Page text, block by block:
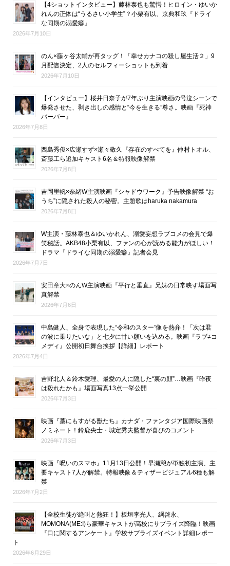
【4ショットインタビュー】藤林泰也も驚愕！ヒロイン・ゆいか
れんの正体は“うるさい小学生”？小栗有以、京典和玖『ドライ
な同期の溺愛癖』
2026年7月10日
のん×藤ヶ谷太輔が再タッグ！「幸せカナコの殺し屋生活２」9
月配信決定、2人のセルフィーショットも到着
2026年7月10日
【インタビュー】桜井日奈子が7年ぶり主演映画の号泣シーンで
爆発させた、剥き出しの感情と“今を生きる”尊さ。映画『死神
バーバー』
2026年7月8日
西島秀俊×広瀬すず×瀬々敬久『存在のすべてを』仲村トオル、
斎藤工ら追加キャスト6名＆特報映像解禁
2026年7月8日
吉岡里帆×奈緒W主演映画『シャドウワーク』予告映像解禁 “お
うち”に隠された殺人の秘密。主題歌はharuka nakamura
2026年7月8日
W主演・藤林泰也＆ゆいかれん、溺愛妄想ラブコメの会見で爆
笑秘話。AKB48小栗有以、ファンの心が読める能力がほしい！
ドラマ『ドライな同期の溺愛癖』記者会見
2026年7月7日
安田章大×のんW主演映画『平行と垂直』兄妹の日常映す場面写
真解禁
2026年7月6日
中島健人、全身で表現した“令和のスター”像を熱弁！「次は君
の波に乗りたいな」と七夕に甘い願いを込める。映画『ラブ≠コ
メディ』公開初日舞台挨拶【詳細】レポート
2026年7月4日
吉野北人＆鈴木愛理、最愛の人に隠した“裏の顔”…映画『昨夜
は殺れたかも』場面写真13点一挙公開
2026年7月3日
映画『藁にもすがる獣たち』カナダ・ファンタジア国際映画祭
ノミネート！鈴鹿央士・城定秀夫監督が喜びのコメント
2026年7月3日
映画『呪いのスマホ』11月13日公開！早瀬憩が単独初主演、主
要キャスト7人が解禁。特報映像＆ティザービジュアル6種も解
禁
2026年7月2日
【全校生徒が絶叫と熱狂！】板垣李光人、綱啓永、
MOMONA(ME:I)ら豪華キャストが高校にサプライズ降臨！映画
『口に関するアンケート』学校サプライズイベント詳細レポー
ト
2026年6月29日